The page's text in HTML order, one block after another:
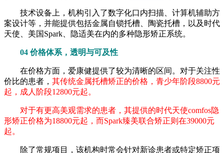
技术设备上，机构引入了数字化口内扫描、计算机辅助方
案设计等，并能提供包括金属自锁托槽、陶瓷托槽，以及时代
天使、美国Spark、隐适美在内的多种隐形矫正系统。
04 价格体系，透明与可及性
在价格方面，爱康健提供了较为清晰的区间。对于关注性
价比的患者， 其传统金属托槽矫正的价格，青少年阶段8800元
起，成人阶段12800元起。
对于有更高美观需求的患者，其提供的时代天使comfos隐
形矫正价格为18800元起，而Spark臻美联合矫正则在39000元
起。
除了常规项目，该机构时常会针对新诊患者或特定矫正项